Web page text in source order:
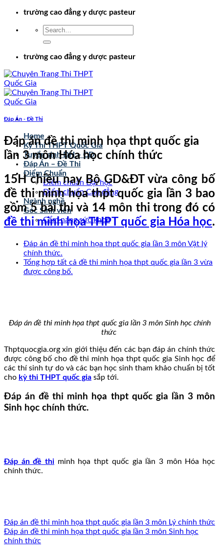
Chuyểntrường cao đẳng y dược pasteur
trường cao đẳng y dược pasteur
Home
Kỳ Thi THPT Quốc Gia
Tuyển sinh ĐH – CĐ
Đáp Án – Đề Thi
Điểm Chuẩn
Điểm chuẩn Đại học
Điểm chuẩn Cao đẳng
Ngành nghề
Góc Sinh viên
Cẩm nang sức khoẻ
Đáp Án - Đề Thi
Đáp án đề thi minh họa thpt quốc gia
lần 3 môn Hóa học chính thức
15H chiều nay Bộ GD&ĐT vừa công bố
đề thi minh họa thpt quốc gia lần 3 bao
gồm 5 bài thi và 14 môn thi trong đó có
đề thi minh họa THPT quốc gia Hóa học.
Đáp án đề thi minh họa thpt quốc gia lần 3 môn Vật lý
chính thức.
Tổng hợp tất cả đề thi minh họa thpt quốc gia lần 3 vừa
được công bố.
Đáp án đề thi minh họa thpt quốc gia lần 3 môn Sinh học chính
thức
Thptquocgia.org xin giới thiệu đến các bạn đáp án chính thức
được công bố cho đề thi minh họa thpt quốc gia Sinh học để
các thí sinh tự do và các bạn học sinh tham khảo chuẩn bị tốt
cho kỳ thi THPT quốc gia sắp tới.
Đáp án đề thi minh họa thpt quốc gia lần 3 môn
Sinh học chính thức.
Đáp án đề thi minh họa thpt quốc gia lần 3 môn Hóa học
chính thức.
Đáp án đề thi minh họa thpt quốc gia lần 3 môn Lý chính thức
Đáp án đề thi minh họa thpt quốc gia lần 3 môn Sinh học
chính thức